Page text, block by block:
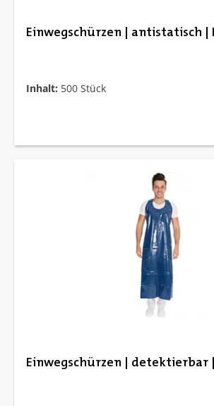
Einwegschürzen | antistatisch |
Inhalt: 500 Stück
Einwegschürzen | detektierbar |